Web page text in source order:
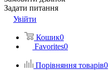
Задати питання
Увійти
Кошик0
Favorites0
Порівняння товарів0